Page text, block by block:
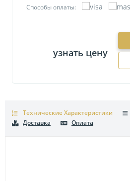
Способы оплаты:
узнать цену
Технические Характеристики
Доставка
Оплата